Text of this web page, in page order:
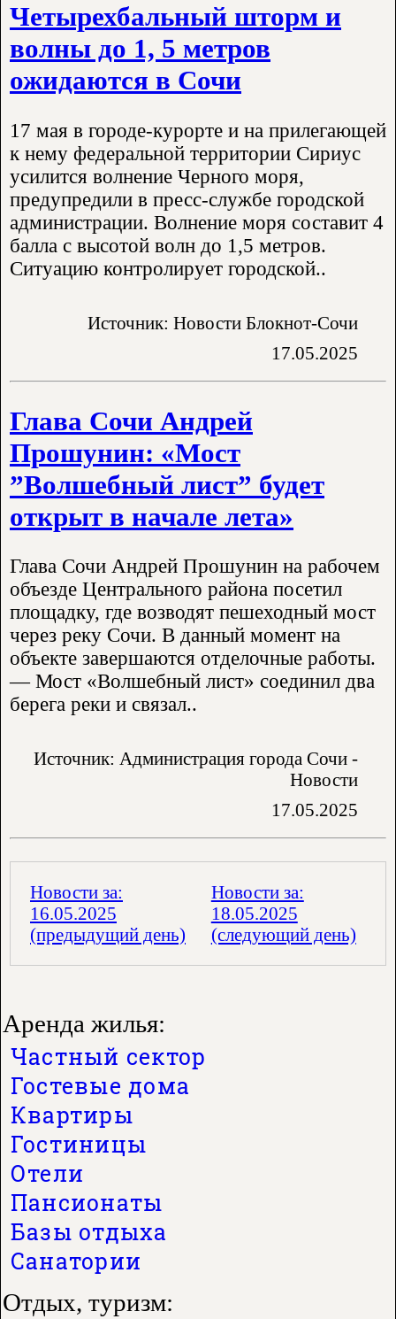
Аренда жилья:
Частный сектор
Гостевые дома
Квартиры
Гостиницы
Отели
Пансионаты
Базы отдыха
Санатории
Отдых, туризм:
Четырехбальный шторм и
волны до 1, 5 метров
ожидаются в Сочи
17 мая в городе-курорте и на прилегающей
к нему федеральной территории Сириус
усилится волнение Черного моря,
предупредили в пресс-службе городской
администрации. Волнение моря составит 4
балла с высотой волн до 1,5 метров.
Ситуацию контролирует городской..
Источник: Новости Блокнот-Сочи
17.05.2025
Глава Сочи Андрей
Прошунин: «Мост
”Волшебный лист” будет
открыт в начале лета»
Глава Сочи Андрей Прошунин на рабочем
объезде Центрального района посетил
площадку, где возводят пешеходный мост
через реку Сочи. В данный момент на
объекте завершаются отделочные работы.
— Мост «Волшебный лист» соединил два
берега реки и связал..
Источник: Администрация города Сочи -
Новости
17.05.2025
Новости за:
16.05.2025
(предыдущий день)
Новости за:
18.05.2025
(следующий день)